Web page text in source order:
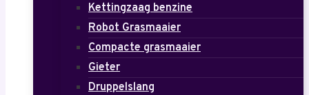
Kettingzaag benzine
Robot Grasmaaier
Compacte grasmaaier
Gieter
Druppelslang